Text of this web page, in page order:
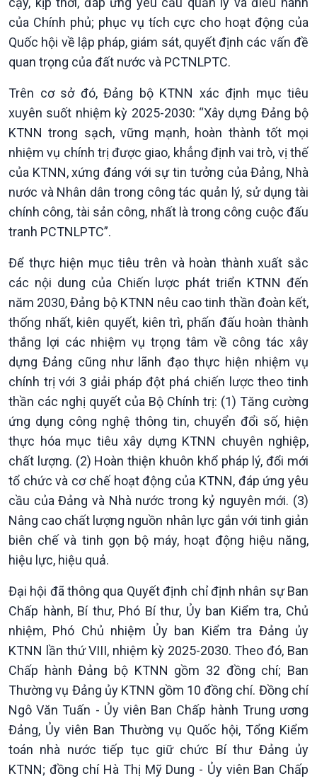
VOV1 đặc biệt
Thanh âm ký sự
Chân dung cuộc sống
Các chương trình đặc biệt
của Chính phủ; phục vụ tích cực cho hoạt động của
Quốc hội về lập pháp, giám sát, quyết định các vấn đề
quan trọng của đất nước và PCTNLPTC.
Trên cơ sở đó, Đảng bộ KTNN xác định mục tiêu
xuyên suốt nhiệm kỳ 2025-2030: “Xây dựng Đảng bộ
KTNN trong sạch, vững mạnh, hoàn thành tốt mọi
nhiệm vụ chính trị được giao, khẳng định vai trò, vị thế
của KTNN, xứng đáng với sự tin tưởng của Đảng, Nhà
nước và Nhân dân trong công tác quản lý, sử dụng tài
chính công, tài sản công, nhất là trong công cuộc đấu
tranh PCTNLPTC”.
Để thực hiện mục tiêu trên và hoàn thành xuất sắc
các nội dung của Chiến lược phát triển KTNN đến
năm 2030, Đảng bộ KTNN nêu cao tinh thần đoàn kết,
thống nhất, kiên quyết, kiên trì, phấn đấu hoàn thành
thắng lợi các nhiệm vụ trọng tâm về công tác xây
dựng Đảng cũng như lãnh đạo thực hiện nhiệm vụ
chính trị với 3 giải pháp đột phá chiến lược theo tinh
thần các nghị quyết của Bộ Chính trị: (1) Tăng cường
ứng dụng công nghệ thông tin, chuyển đổi số, hiện
thực hóa mục tiêu xây dựng KTNN chuyên nghiệp,
chất lượng. (2) Hoàn thiện khuôn khổ pháp lý, đổi mới
tổ chức và cơ chế hoạt động của KTNN, đáp ứng yêu
cầu của Đảng và Nhà nước trong kỷ nguyên mới. (3)
Nâng cao chất lượng nguồn nhân lực gắn với tinh giản
biên chế và tinh gọn bộ máy, hoạt động hiệu năng,
hiệu lực, hiệu quả.
Đại hội đã thông qua Quyết định chỉ định nhân sự Ban
Chấp hành, Bí thư, Phó Bí thư, Ủy ban Kiểm tra, Chủ
nhiệm, Phó Chủ nhiệm Ủy ban Kiểm tra Đảng ủy
KTNN lần thứ VIII, nhiệm kỳ 2025-2030. Theo đó, Ban
Chấp hành Đảng bộ KTNN gồm 32 đồng chí; Ban
Thường vụ Đảng ủy KTNN gồm 10 đồng chí. Đồng chí
Ngô Văn Tuấn - Ủy viên Ban Chấp hành Trung ương
Đảng, Ủy viên Ban Thường vụ Quốc hội, Tổng Kiểm
toán nhà nước tiếp tục giữ chức Bí thư Đảng ủy
KTNN; đồng chí Hà Thị Mỹ Dung - Ủy viên Ban Chấp